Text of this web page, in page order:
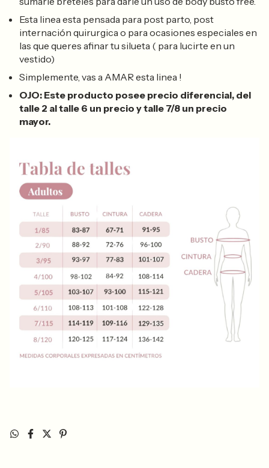
Esta linea esta pensada para post parto, post
internación quirurgica o para ocasiones especiales en
las que queres afinar tu silueta ( para lucirte en un
vestido)
Simplemente, vas a AMAR esta linea !
OJO: Este producto posee precio diferencial, del
talle 2 al talle 6 un precio y talle 7/8 un precio
mayor.